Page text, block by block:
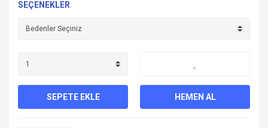
SEÇENEKLER
SEPETE EKLE HEMEN AL